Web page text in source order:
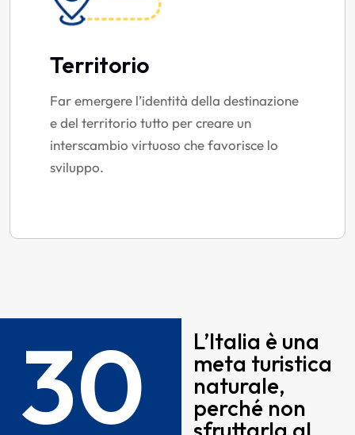
Territorio
Far emergere l’identità della destinazione
e del territorio tutto per creare un
interscambio virtuoso che favorisce lo
sviluppo.
30
L’Italia è una
meta turistica
naturale,
perché non